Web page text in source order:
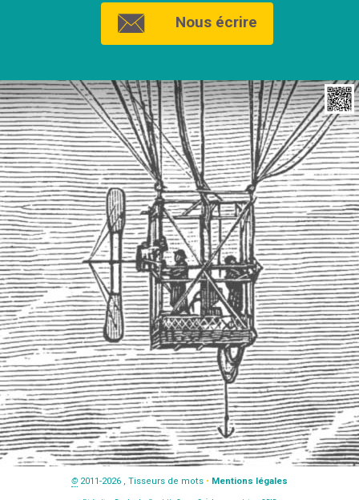
Nous écrire
© 2011-2026 , Tisseurs de mots • Mentions légales